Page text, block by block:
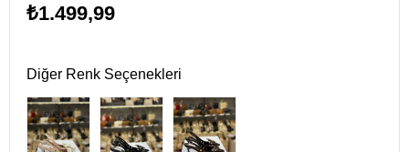
₺1.499,99
Diğer Renk Seçenekleri